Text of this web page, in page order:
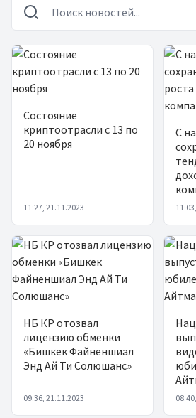
Новости
Состояние
криптоотрасли с 13 по
20 ноября
11:27, 21.11.2023
С
НБ КР отозвал
лицензию обменки
«Бишкек Файненшиал
Энд Ай Ти Солюшанс»
09:36, 21.11.2023